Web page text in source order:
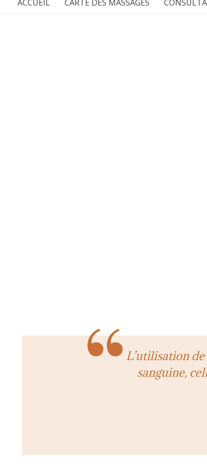
ACCUEIL CARTE DES MASSAGES
L’utilisation
sanguine,